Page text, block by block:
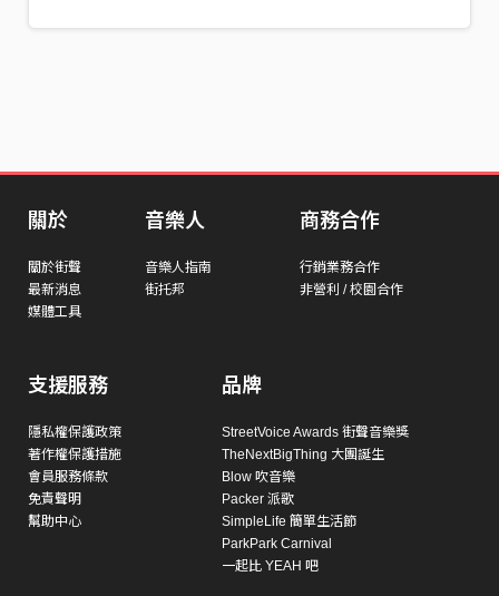
關於
關於街聲
最新消息
媒體工具
音樂人
音樂人指南
街托邦
商務合作
行銷業務合作
非營利 / 校園合作
支援服務
隱私權保護政策
著作權保護措施
會員服務條款
免責聲明
幫助中心
品牌
StreetVoice Awards 街聲音樂獎
TheNextBigThing 大團誕生
Blow 吹音樂
Packer 派歌
SimpleLife 簡單生活節
ParkPark Carnival
一起比 YEAH 吧